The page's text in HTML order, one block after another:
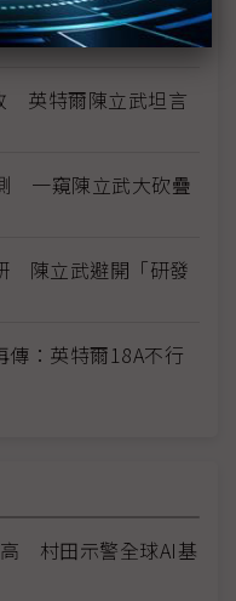
但仍苦追台積電
英特爾陳立武坦言
一窺陳立武大砍疊
陳立武避開「研發
：英特爾18A不行
村田示警全球AI基